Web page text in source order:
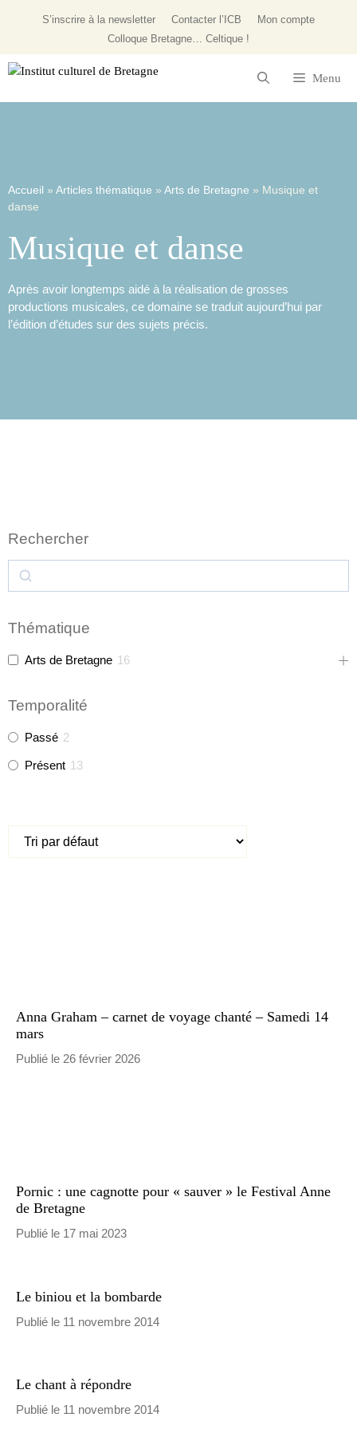
S’inscrire à la newsletter Contacter l’ICB
Mon compte
Colloque Bretagne… Celtique !
Menu
Accueil » Articles thématique » Arts de Bretagne » Musique et
danse
Musique et danse
Après avoir longtemps aidé à la réalisation de grosses
productions musicales, ce domaine se traduit aujourd’hui par
l’édition d’études sur des sujets précis.
Rechercher
Thématique
Arts de Bretagne 16
Temporalité
Passé 2
Présent 13
Anna Graham – carnet de voyage chanté – Samedi 14
mars
Publié le 26 février 2026
Pornic : une cagnotte pour « sauver » le Festival Anne
de Bretagne
Publié le 17 mai 2023
Le biniou et la bombarde
Publié le 11 novembre 2014
Le chant à répondre
Publié le 11 novembre 2014